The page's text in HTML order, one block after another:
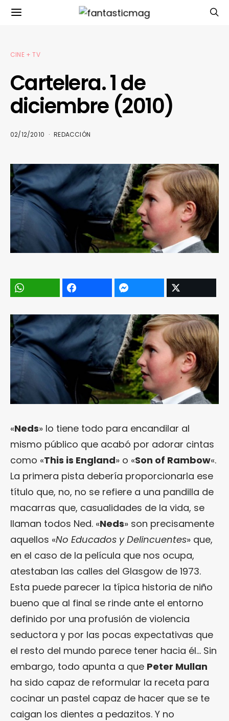
CINE + TV
Cartelera. 1 de
diciembre (2010)
02/12/2010 REDACCIÓN
«Neds» lo tiene todo para encandilar al
mismo público que acabó por adorar cintas
como «This is England» o «Son of Rambow«.
La primera pista debería proporcionarla ese
título que, no, no se refiere a una pandilla de
macarras que, casualidades de la vida, se
llaman todos Ned. «Neds» son precisamente
aquellos «No Educados y Delincuentes» que,
en el caso de la película que nos ocupa,
atestaban las calles del Glasgow de 1973.
Esta puede parecer la típica historia de niño
bueno que al final se rinde ante el entorno
definido por una profusión de violencia
seductora y por las pocas expectativas que
el resto del mundo parece tener hacia él… Sin
embargo, todo apunta a que Peter Mullan
ha sido capaz de reformular la receta para
cocinar un pastel capaz de hacer que se te
caigan los dientes a pedazitos. Y no